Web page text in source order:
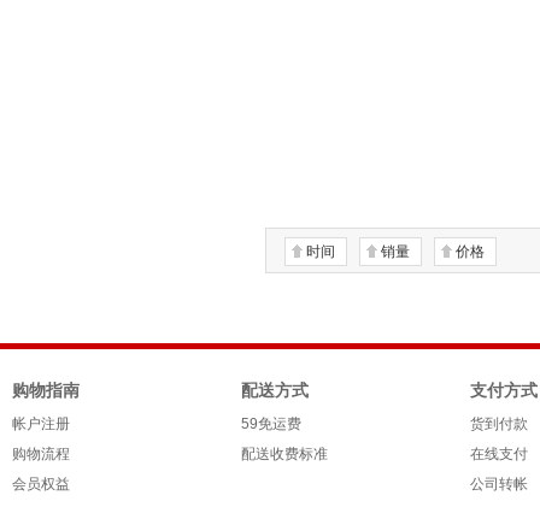
时间 销量 价格
购物指南
帐户注册
购物流程
会员权益
配送方式
59免运费
配送收费标准
支付方式
货到付款
在线支付
公司转帐